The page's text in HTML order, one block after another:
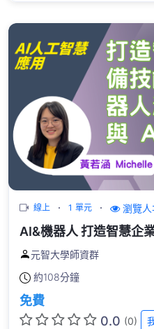
線上 1 單元 瀏覽人
AI&機器人 打造智慧企
元智大學師資群
約108分鐘
免費
0.0 (0)